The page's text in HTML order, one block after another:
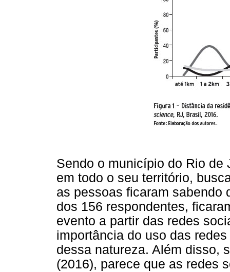
Sendo o município do Rio de
em todo o seu território,
as pessoas ficaram sabendo
dos 156 respondentes,
evento a partir das redes
importância do uso das
dessa natureza. Além disso,
(2016), parece que as redes